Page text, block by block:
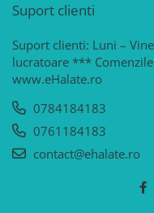
Suport clienti
Suport clienti: Luni –
lucratoare ***
www.eHalate.ro
0784184183
0761184183
contact@ehalate.ro